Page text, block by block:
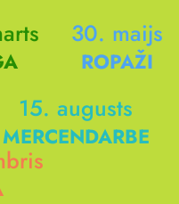
30. maijs
ROPAŽI
15. augusts
MERCENDARBE